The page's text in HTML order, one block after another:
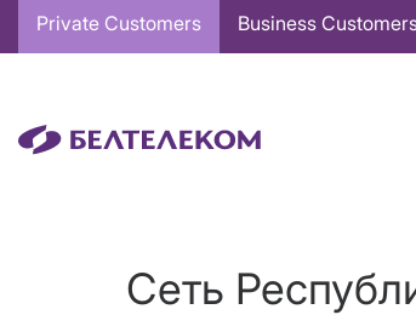
Основная
навигация
Private Customers Business
Сеть